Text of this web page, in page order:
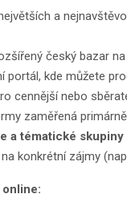
a
český bazar
portál, kde můžete
cennější nebo
zaměřená
a tématické skupiny
konkrétní zájmy